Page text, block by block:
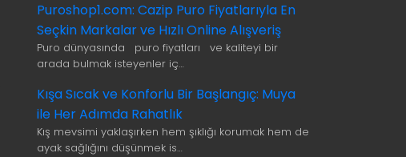
Puroshop1.com: Cazip Puro Fiyatlarıyla En
Seçkin Markalar ve Hızlı Online Alışveriş
Puro dünyasında puro fiyatları ve kaliteyi bir
arada bulmak isteyenler iç…
Kışa Sıcak ve Konforlu Bir Başlangıç: Muya
ile Her Adımda Rahatlık
Kış mevsimi yaklaşırken hem şıklığı korumak hem de
ayak sağlığını düşünmek is…